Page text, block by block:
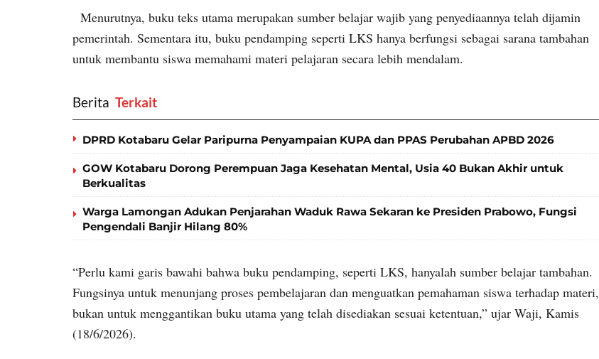
Menurutnya, buku teks utama merupakan sumber belajar wajib yang penyediaannya telah dijamin
pemerintah. Sementara itu, buku pendamping seperti LKS hanya berfungsi sebagai sarana tambahan
untuk membantu siswa memahami materi pelajaran secara lebih mendalam.
Berita ‎ Terkait
DPRD Kotabaru Gelar Paripurna Penyampaian KUPA dan PPAS Perubahan APBD 2026
GOW Kotabaru Dorong Perempuan Jaga Kesehatan Mental, Usia 40 Bukan Akhir untuk
Berkualitas
Warga Lamongan Adukan Penjarahan Waduk Rawa Sekaran ke Presiden Prabowo, Fungsi
Pengendali Banjir Hilang 80%
“Perlu kami garis bawahi bahwa buku pendamping, seperti LKS, hanyalah sumber belajar tambahan.
Fungsinya untuk menunjang proses pembelajaran dan menguatkan pemahaman siswa terhadap materi,
bukan untuk menggantikan buku utama yang telah disediakan sesuai ketentuan,” ujar Waji, Kamis
(18/6/2026).